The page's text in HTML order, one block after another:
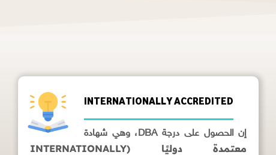
INTERNATIONALLY ACCREDITED
إن الحصول على درجة DBA، وهي شهادة
معتمدة دوليًا (INTERNATIONALLY